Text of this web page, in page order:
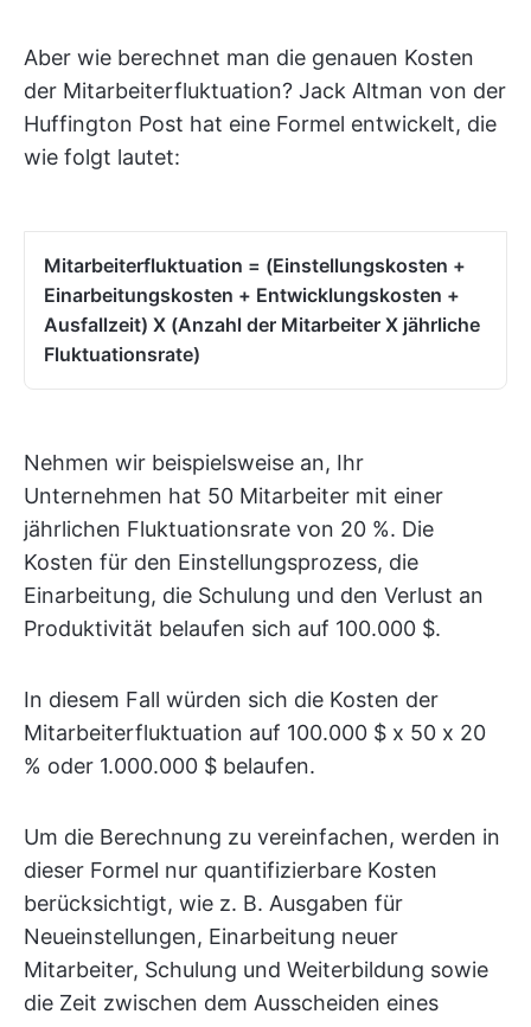
Aber wie berechnet man die genauen Kosten
der Mitarbeiterfluktuation? Jack Altman von der
Huffington Post hat eine Formel entwickelt, die
wie folgt lautet:
Mitarbeiterfluktuation = (Einstellungskosten +
Einarbeitungskosten + Entwicklungskosten +
Ausfallzeit) X (Anzahl der Mitarbeiter X jährliche
Fluktuationsrate)
Nehmen wir beispielsweise an, Ihr
Unternehmen hat 50 Mitarbeiter mit einer
jährlichen Fluktuationsrate von 20 %. Die
Kosten für den Einstellungsprozess, die
Einarbeitung, die Schulung und den Verlust an
Produktivität belaufen sich auf 100.000 $.
In diesem Fall würden sich die Kosten der
Mitarbeiterfluktuation auf 100.000 $ x 50 x 20
% oder 1.000.000 $ belaufen.
Um die Berechnung zu vereinfachen, werden in
dieser Formel nur quantifizierbare Kosten
berücksichtigt, wie z. B. Ausgaben für
Neueinstellungen, Einarbeitung neuer
Mitarbeiter, Schulung und Weiterbildung sowie
die Zeit zwischen dem Ausscheiden eines